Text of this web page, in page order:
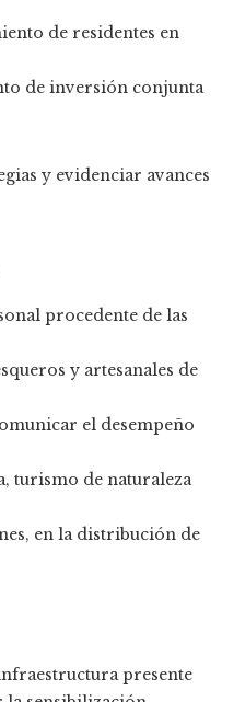
de residentes en
de inversión conjunta
y evidenciar avances
procedente de las
y artesanales de
el desempeño
turismo de naturaleza
en la distribución de
presente